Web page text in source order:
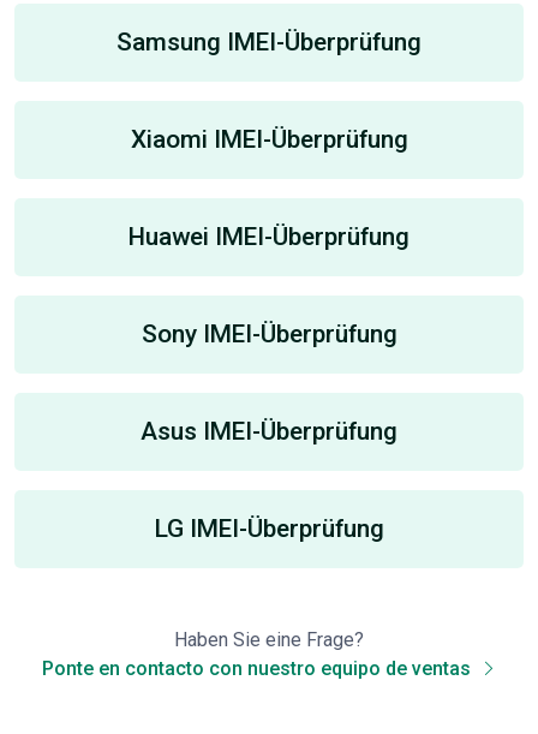
Samsung IMEI-Überprüfung
Xiaomi IMEI-Überprüfung
Huawei IMEI-Überprüfung
Sony IMEI-Überprüfung
Asus IMEI-Überprüfung
LG IMEI-Überprüfung
Haben Sie eine Frage?
Ponte en contacto con nuestro equipo de ventas